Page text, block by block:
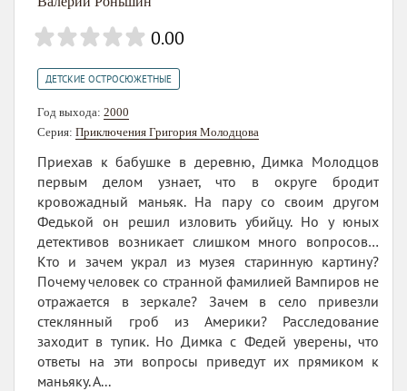
0.00
ДЕТСКИЕ ОСТРОСЮЖЕТНЫЕ
Год выхода: 2000
Серия: Приключения Григория Молодцова
Приехав к бабушке в деревню, Димка Молодцов
первым делом узнает, что в округе бродит
кровожадный маньяк. На пару со своим другом
Федькой он решил изловить убийцу. Но у юных
детективов возникает слишком много вопросов…
Кто и зачем украл из музея старинную картину?
Почему человек со странной фамилией Вампиров не
отражается в зеркале? Зачем в село привезли
стеклянный гроб из Америки? Расследование
заходит в тупик. Но Димка с Федей уверены, что
ответы на эти вопросы приведут их прямиком к
маньяку. А...